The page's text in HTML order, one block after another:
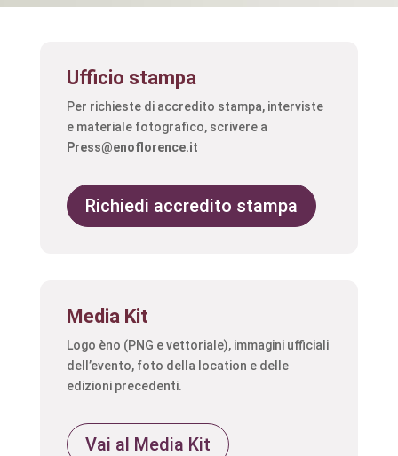
Ufficio stampa
Per richieste di accredito stampa, interviste
e materiale fotografico, scrivere a
Press@enoflorence.it
Richiedi accredito stampa
Media Kit
Logo èno (PNG e vettoriale), immagini ufficiali
dell’evento, foto della location e delle
edizioni precedenti.
Vai al Media Kit